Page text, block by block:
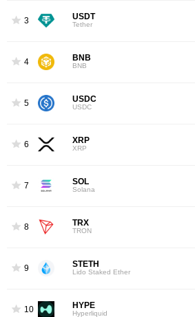
3 USDT
Tether
4 BNB
BNB
5 USDC
USDC
6 XRP
XRP
7 SOL
Solana
8 TRX
TRON
9 STETH
Lido Staked Ether
10 HYPE
Hyperliquid